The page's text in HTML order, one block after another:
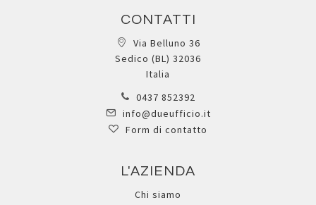
CONTATTI
Via Belluno 36
Sedico (BL) 32036
Italia
0437 852392
info@dueufficio.it
Form di contatto
L'AZIENDA
Chi siamo